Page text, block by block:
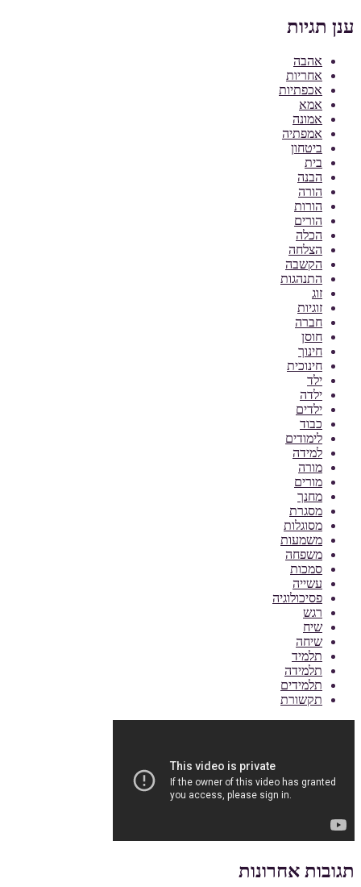
ענן תגיות
אהבה
אחריות
אכפתיות
אמא
אמונה
אמפתיה
ביטחון
בית
הבנה
הורה
הורות
הורים
הכלה
הצלחה
הקשבה
התנהגות
זוג
זוגיות
חברה
חוסן
חינוך
חינוכית
ילד
ילדה
ילדים
כבוד
לימודים
למידה
מורה
מורים
מחנך
מסגרת
מסוגלות
משמעות
משפחה
סמכות
עשייה
פסיכולוגיה
רגש
שיח
שיחה
תלמיד
תלמידה
תלמידים
תקשורת
תגובות אחרונות